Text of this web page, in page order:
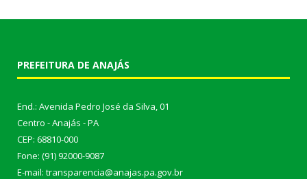
PREFEITURA DE ANAJÁS
End.: Avenida Pedro José da Silva, 01
Centro - Anajás - PA
CEP: 68810-000
Fone: (91) 92000-9087
E-mail: transparencia@anajas.pa.gov.br